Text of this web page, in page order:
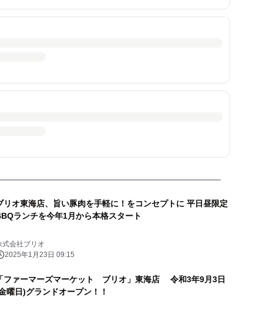
リオ東海店、旨い豚肉を手軽に！をコンセプトに 平日昼限定
ランチを今年1月から本格スタート
式会社ブリオ
2025年1月23日 09:15
ファーマーズマーケット ブリオ」東海店 令和3年9月3日
曜日)グランドオープン！！